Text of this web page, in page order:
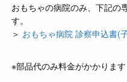
おもちゃの病院のみ、下記の
す。
＞ おもちゃ病院 診察申込書(
※部品代のみ料金がかかります